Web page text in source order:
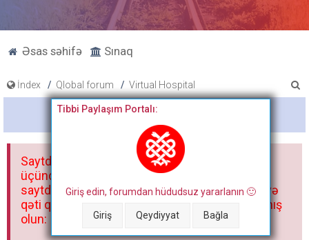
Əsas səhifə Sınaq
İndex Qlobal forum Virtual Hospital
a
Bitdi
Tibbi Paylaşım Portalı:
Giriş edin, forumdan hüdudsuz yararlanın 🙂
Giriş Qeydiyyat Bağla
Saytdakı materiallar yalnız fərdi istifadəniz
üçündür. Materialları istisnasız heç bir qrupda,
saytda və sosial şəbəkədə paylaşmaq olmaz və
qəti qadağandır! Forum qaydaları ilə mütləq tanış
olun: